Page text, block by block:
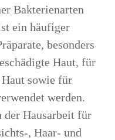
Bakterienarten
ein häufiger
besonders
Haut, für
Haut sowie für
werden.
der Hausarbeit für
, Haar- und